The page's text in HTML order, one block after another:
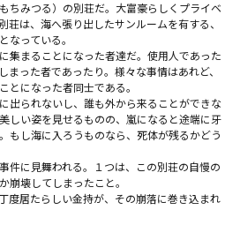
ちみつる）の別荘だ。大富豪らしくプライベ
は、海へ張り出したサンルームを有する、
なっている。
集まることになった者達だ。使用人であった
まった者であったり。様々な事情はあれど、
とになった者同士である。
出られないし、誰も外から来ることができな
しい姿を見せるものの、嵐になると途端に牙
もし海に入ろうものなら、死体が残るかどう
件に見舞われる。１つは、この別荘の自慢の
崩壊してしまったこと。
度居たらしい金持が、その崩落に巻き込まれ